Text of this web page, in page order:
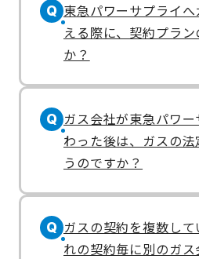
Q 東急パワーサプライ
える際に、契約プラ
か？
Q ガス会社が東急パワ
わった後は、ガスの
うのですか？
Q ガスの契約を複数し
れの契約毎に別のガ